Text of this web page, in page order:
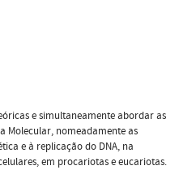
e simultaneamente abordar as
Molecular, nomeadamente as
e à replicação do DNA, na
em procariotas e eucariotas.